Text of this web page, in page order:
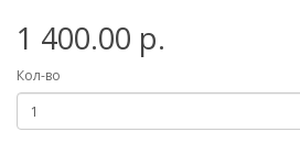
1 400.00 р.
Кол-во